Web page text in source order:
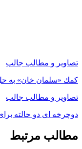
تصاویر و مطالب جالب
كمك «سلمان خان» به
تصاویر و مطالب جالب
دوچرخه ای دو حالته
مطالب مرتبط